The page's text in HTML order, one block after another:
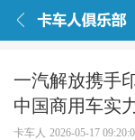
一汽解放携手
中国商用车实
卡车人 2026-05-17